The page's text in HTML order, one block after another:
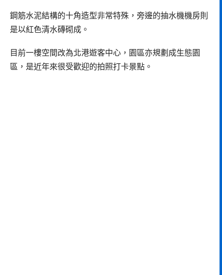
鋼筋水泥結構的十角造型非常特殊，旁邊的抽水機機房則
是以紅色清水磚砌成。
目前一樓空間改為北港遊客中心，園區亦規劃成生態園
區，是近年來很受歡迎的拍照打卡景點。